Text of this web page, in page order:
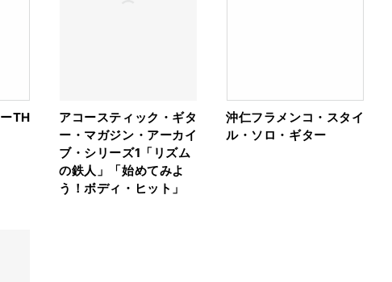
TH
アコースティック・ギタ
ー・マガジン・アーカイ
ブ・シリーズ1「リズム
の鉄人」「始めてみよ
う！ボディ・ヒット」
沖仁フラメンコ・スタイ
ル・ソロ・ギター